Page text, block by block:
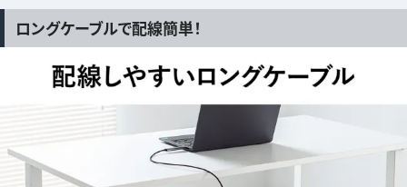
ロングケーブルで配線簡単！